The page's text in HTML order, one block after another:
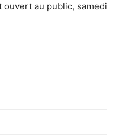
au public, samedi